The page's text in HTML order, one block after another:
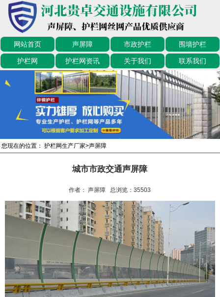
网站首页 声屏障 市政护栏 围墙护栏
护栏网 护栏网资讯 关于我们 联系我们
您现在的位置： 护栏网生产厂家>声屏障
城市市政交通声屏障
作者： 声屏障 总浏览：35503